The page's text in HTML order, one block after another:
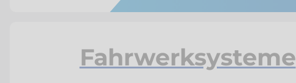
Fahrwerksysteme